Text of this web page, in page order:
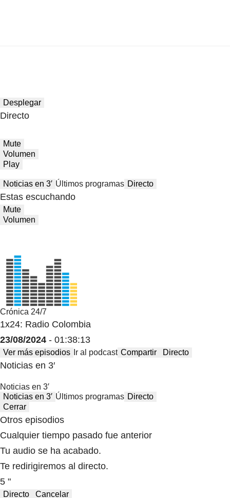
Desplegar
Directo
Mute
Volumen
Play
Noticias en 3′ Últimos programas Directo
Estas escuchando
Mute
Volumen
Crónica 24/7
1x24: Radio Colombia
23/08/2024 - 01:38:13
Ver más episodios Ir al podcast Compartir Directo
Noticias en 3′
Noticias en 3′
Noticias en 3′ Últimos programas Directo
Cerrar
Otros episodios
Cualquier tiempo pasado fue anterior
Tu audio se ha acabado.
Te redirigiremos al directo.
5 "
Directo Cancelar